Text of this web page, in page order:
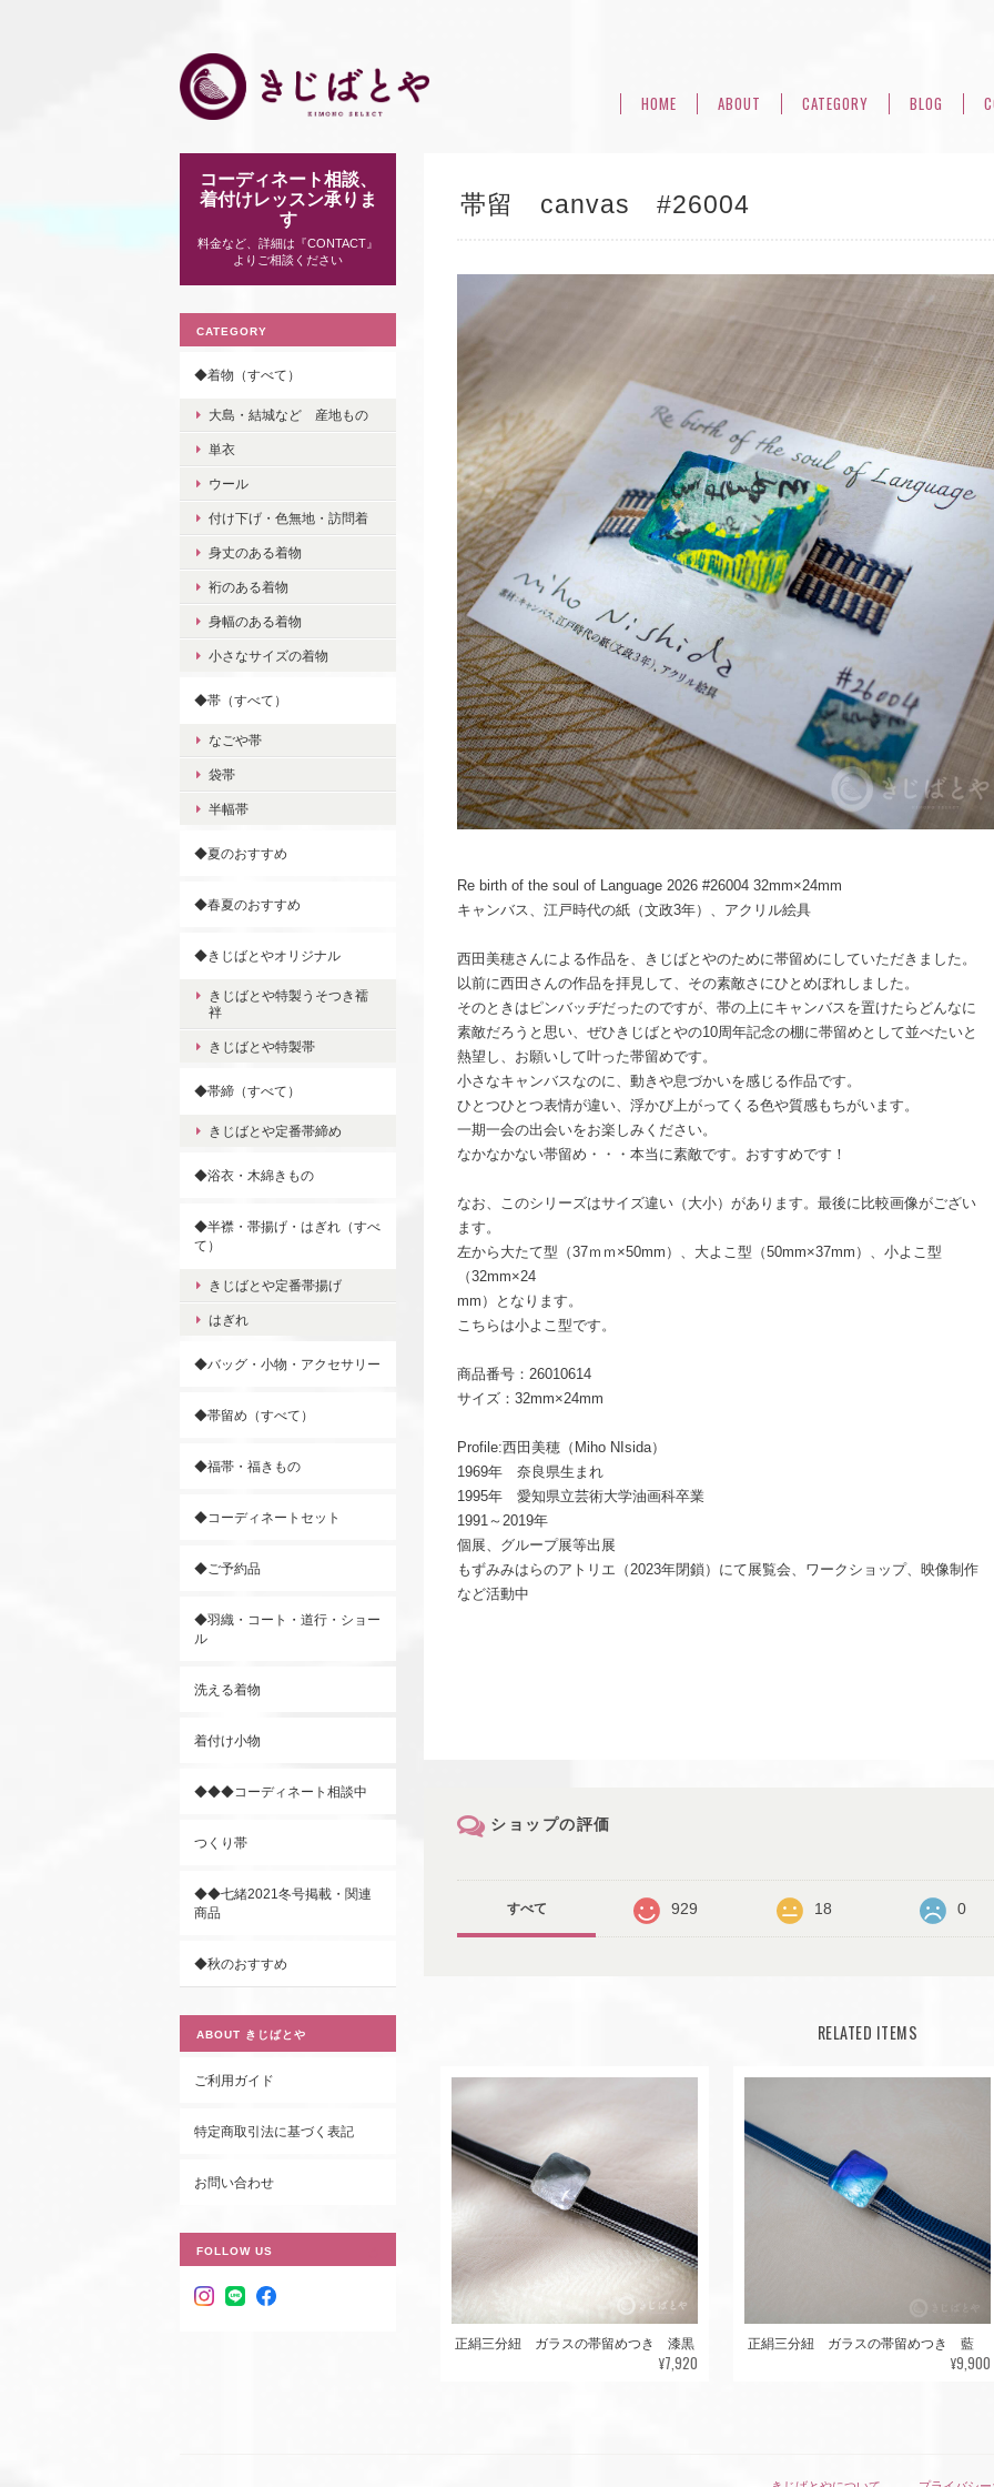
HOME ABOUT CATEGORY BLOG
帯留 canvas #26004
Re birth of the soul of Language 2026 #26004 32mm×24mm
キャンバス、江戸時代の紙（文政3年）、アクリル絵具
西田美穂さんによる作品を、きじばとやのために帯留めにしていただきました。
以前に西田さんの作品を拝見して、その素敵さにひとめぼれしました。
そのときはピンバッヂだったのですが、帯の上にキャンバスを置けたらどんなに
素敵だろうと思い、ぜひきじばとやの10周年記念の棚に帯留めとして並べたいと
熱望し、お願いして叶った帯留めです。
小さなキャンバスなのに、動きや息づかいを感じる作品です。
ひとつひとつ表情が違い、浮かび上がってくる色や質感もちがいます。
一期一会の出会いをお楽しみください。
なかなかない帯留め・・・本当に素敵です。おすすめです！
なお、このシリーズはサイズ違い（大小）があります。最後に比較画像がござい
ます。
左から大たて型（37ｍｍ×50mm）、大よこ型（50mm×37mm）、小よこ型
（32mm×24
mm）となります。
こちらは小よこ型です。
商品番号：26010614
サイズ：32mm×24mm
Profile:西田美穂（Miho NIsida）
1969年 奈良県生まれ
1995年 愛知県立芸術大学油画科卒業
1991～2019年
個展、グループ展等出展
もずみみはらのアトリエ（2023年閉鎖）にて展覧会、ワークショップ、映像制作
など活動中
ショップの評価
すべて 929 18 0
RELATED ITEMS
正絹三分紐 ガラスの帯留めつき 漆黒
¥7,920
正絹三分紐 ガラスの帯留めつき 藍
¥9,900
コーディネート相談、
着付けレッスン承りま
す
料金など、詳細は『CONTACT』
よりご相談ください
CATEGORY
◆着物（すべて）
大島・結城など 産地もの
単衣
ウール
付け下げ・色無地・訪問着
身丈のある着物
裄のある着物
身幅のある着物
小さなサイズの着物
◆帯（すべて）
なごや帯
袋帯
半幅帯
◆夏のおすすめ
◆春夏のおすすめ
◆きじばとやオリジナル
きじばとや特製うそつき襦
袢
きじばとや特製帯
◆帯締（すべて）
きじばとや定番帯締め
◆浴衣・木綿きもの
◆半襟・帯揚げ・はぎれ（すべ
て）
きじばとや定番帯揚げ
はぎれ
◆バッグ・小物・アクセサリー
◆帯留め（すべて）
◆福帯・福きもの
◆コーディネートセット
◆ご予約品
◆羽織・コート・道行・ショー
ル
洗える着物
着付け小物
◆◆◆コーディネート相談中
つくり帯
◆◆七緒2021冬号掲載・関連
商品
◆秋のおすすめ
ABOUT きじばとや
ご利用ガイド
特定商取引法に基づく表記
お問い合わせ
FOLLOW US